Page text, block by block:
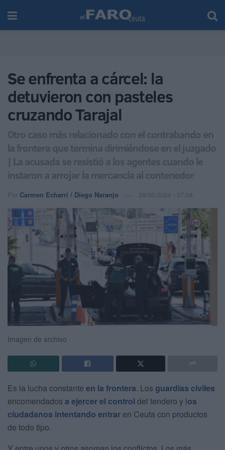
Se enfrenta a cárcel: la
detuvieron con pasteles
cruzando Tarajal
Otro caso más relacionado con el contrabando en
la frontera que termina dirimiéndose en el juzgado
| La acusada se resistió a los agentes cuando le
instaron a arrojar la mercancía al contenedor
Por Carmen Echarri / Diego Naranjo 26/06/2024 - 07:04
Imagen de archivo
Es la lucha constante en la frontera. Los guardias civiles
encomendados a ejercer el control del tendero y los
ciudadanos intentando entrar en Ceuta con productos
de todo tipo.